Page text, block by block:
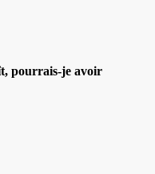
pourrais-je avoir